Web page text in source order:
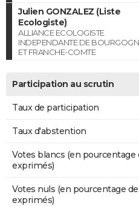
Julien GONZALEZ (Liste
Ecologiste)
ALLIANCE ECOLOGISTE
INDEPENDANTE DE
ET FRANCHE-COMTE
Participation au scrutin
Taux de participation
Taux d'abstention
Votes blancs (en pourcentage
exprimés)
Votes nuls (en pourcentage
exprimés)